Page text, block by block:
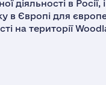
діяльності в
в Європі для
на території